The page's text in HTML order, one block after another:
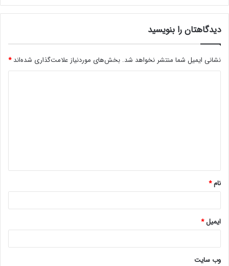
دیدگاهتان را بنویسید
نشانی ایمیل شما منتشر نخواهد شد. بخش‌های موردنیاز علامت‌گذاری شده‌اند*
*
نام*
ایمیل*
وب‌ سایت